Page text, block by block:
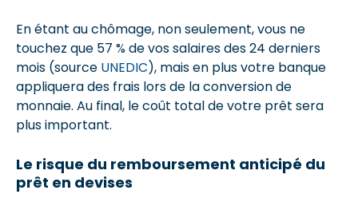
En étant au chômage, non seulement, vous ne
touchez que 57 % de vos salaires des 24 derniers
mois (source UNEDIC), mais en plus votre banque
appliquera des frais lors de la conversion de
monnaie. Au final, le coût total de votre prêt sera
plus important.
Le risque du remboursement anticipé du
prêt en devises